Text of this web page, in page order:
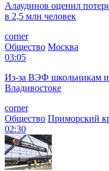
Алаудинов оценил
в 2,5 млн человек
corner
Общество Москва
03:05
Из-за ВЭФ школьникам
Владивостоке
corner
Общество Приморский
02:30